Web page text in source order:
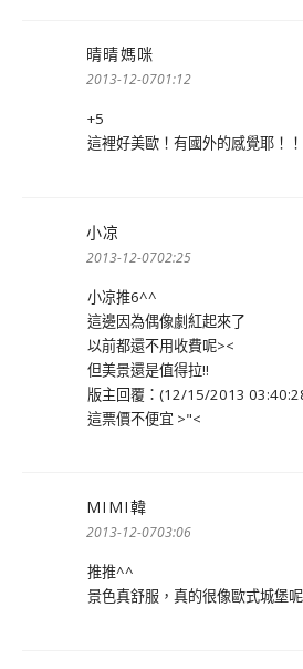
晴晴媽咪
示:
2013-12-0701:12
+5
這裡好美歐！有國外的感覺耶！！
小凉
示:
2013-12-0702:25
小凉推6^^
這邊因為偶像劇紅起來了
以前都還不用收費呢><
但美景還是值得拉!!
版主回覆：(12/15/2013
這票價不便宜 >"<
MIMI韓
示:
2013-12-0703:06
推推^^
景色真舒服，真的很像歐式城堡